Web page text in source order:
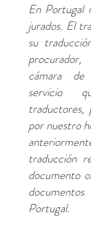
En Portugal
jurados. El
su
cámara
servicio
traductores,
por nuestro
traducción
documento
Portugal.